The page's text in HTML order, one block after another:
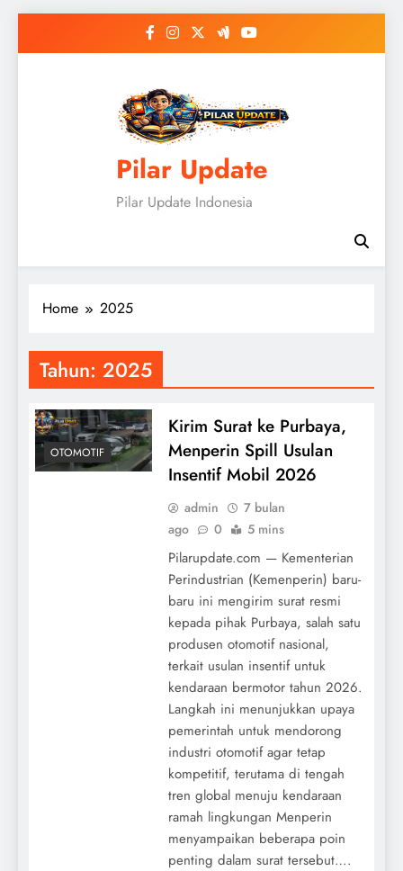
Pilar Update
Pilar Update Indonesia
Home 2025
Tahun: 2025
OTOMOTIF
Kirim Surat ke Purbaya,
Menperin Spill Usulan
Insentif Mobil 2026
admin
7 bulan
ago
0 5 mins
Pilarupdate.com — Kementerian
Perindustrian (Kemenperin) baru-
baru ini mengirim surat resmi
kepada pihak Purbaya, salah satu
produsen otomotif nasional,
terkait usulan insentif untuk
kendaraan bermotor tahun 2026.
Langkah ini menunjukkan upaya
pemerintah untuk mendorong
industri otomotif agar tetap
kompetitif, terutama di tengah
tren global menuju kendaraan
ramah lingkungan Menperin
menyampaikan beberapa poin
penting dalam surat tersebut….